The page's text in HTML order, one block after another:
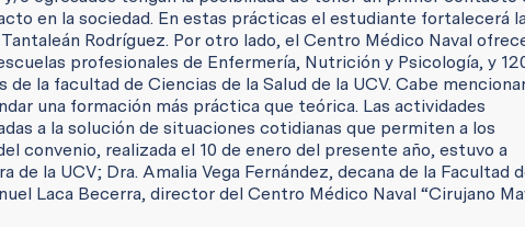
en la sociedad. En estas prácticas el estudiante fortalecerá
Rodríguez. Por otro lado, el Centro Médico Naval
profesionales de Enfermería, Nutrición y Psicología, y
la facultad de Ciencias de la Salud de la UCV. Cabe
una formación más práctica que teórica. Las actividades
a la solución de situaciones cotidianas que permiten a los
convenio, realizada el 10 de enero del presente año, estuvo a
la UCV; Dra. Amalia Vega Fernández, decana de la Facultad
Laca Becerra, director del Centro Médico Naval “Cirujano